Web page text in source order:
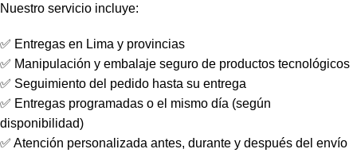
Nuestro servicio incluye:
✅ Entregas en Lima y provincias
✅ Manipulación y embalaje seguro de productos tecnológicos
✅ Seguimiento del pedido hasta su entrega
✅ Entregas programadas o el mismo día (según
disponibilidad)
✅ Atención personalizada antes, durante y después del envío